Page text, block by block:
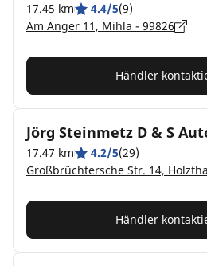
17.45 km 4.4/5(9)
Am Anger 11, Mihla - 99826
Händler
Jörg Steinmetz D & S
17.47 km 4.2/5(29)
Händler